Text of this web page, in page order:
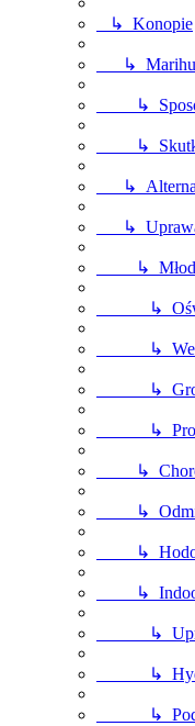
↳ Konopie
↳
↳
↳ Skutki
↳
↳
↳ Młody
↳
↳
↳
↳
↳
↳
↳
↳ Indoor,
↳
↳
↳